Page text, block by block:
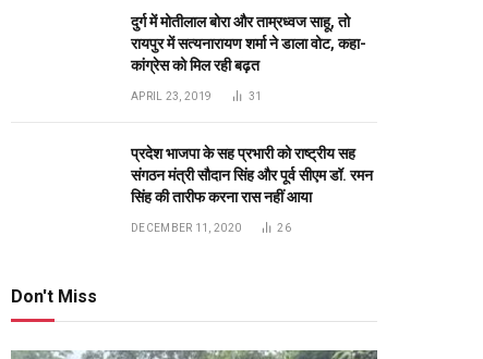
दुर्ग में मोतीलाल बोरा और ताम्रध्वज साहू, तो
रायपुर में सत्यनारायण शर्मा ने डाला वोट, कहा-
कांग्रेस को मिल रही बढ़त
APRIL 23, 2019 31
प्रदेश भाजपा के सह प्रभारी को राष्ट्रीय सह
संगठन मंत्री सौदान सिंह और पूर्व सीएम डॉ. रमन
सिंह की तारीफ करना रास नहीं आया
DECEMBER 11, 2020 26
Don't Miss